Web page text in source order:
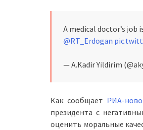
A medical doctor’s
@RT_Erdogan
— A.Kadir Yildirim
Как сообщает РИА-
президента с
оценить моральные